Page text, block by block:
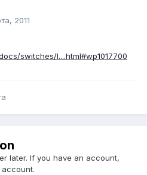
2011
switches/l....html#wp1017700
later. If you have an account,